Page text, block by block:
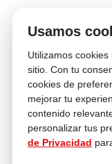
Usamos
Utilizamos
sitio. Con tu
cookies de
mejorar tu
contenido
personalizar tus
de Privacidad
Atención al cliente
Descubre más